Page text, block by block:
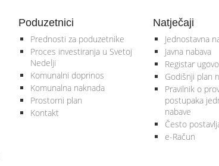
Poduzetnici
Prednosti za poduzetnike
Proces investiranja u Svetoj
Nedelji
Komunalni doprinos
Komunalna naknada
Prostorni plan
Kontakt
Natječaji
Jednostavna
Javna nabava
Registar
Godišnji plan
Pravilnik o
postupaka
nabave
Često
e-Račun